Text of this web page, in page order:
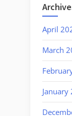
April
March
January